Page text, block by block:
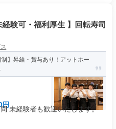
験可・福利厚生 】回転寿司
】昇給・賞与あり！アットホー
円
未経験者も歓迎いたします。